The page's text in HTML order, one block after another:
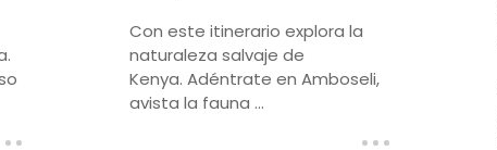
Con este itinerario explora la
naturaleza salvaje de
Kenya. Adéntrate en Amboseli,
avista la fauna ...